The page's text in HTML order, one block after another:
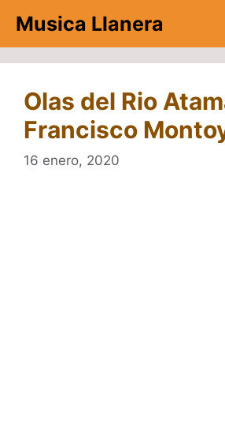
contenido
Musica Llanera
Olas del Rio
Francisco
16 enero, 2020